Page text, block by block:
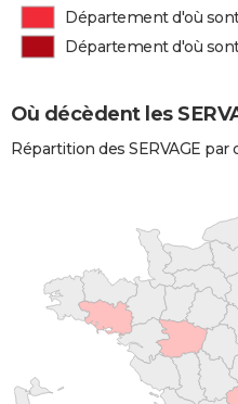
Département d'où
Département d'où
Où décèdent les
Répartition des SERVAGE